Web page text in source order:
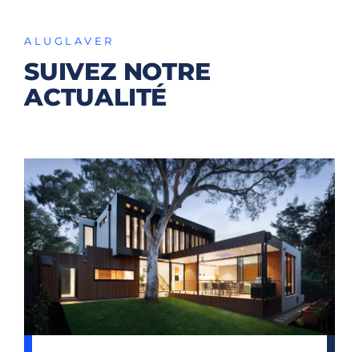
ALUGLAVER
SUIVEZ NOTRE
ACTUALITÉ